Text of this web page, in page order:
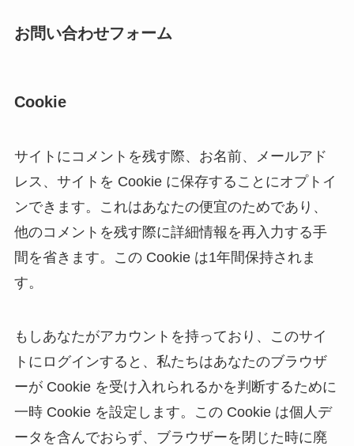
お問い合わせフォーム
Cookie
サイトにコメントを残す際、お名前、メールアド
レス、サイトを Cookie に保存することにオプトイ
ンできます。これはあなたの便宜のためであり、
他のコメントを残す際に詳細情報を再入力する手
間を省きます。この Cookie は1年間保持されま
す。
もしあなたがアカウントを持っており、このサイ
トにログインすると、私たちはあなたのブラウザ
ーが Cookie を受け入れられるかを判断するために
一時 Cookie を設定します。この Cookie は個人デ
ータを含んでおらず、ブラウザーを閉じた時に廃